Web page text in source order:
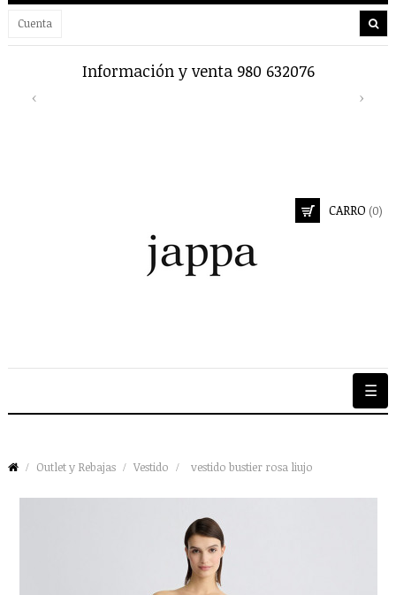
Cuenta
CARRO (0)
Información y venta 980 632076
‹ ›
de
☰
Outlet y Rebajas Vestido vestido bustier rosa liujo